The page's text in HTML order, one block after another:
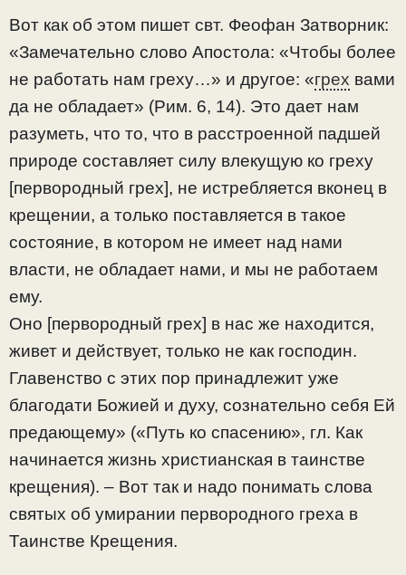
Вот как об этом пишет свт. Феофан Затворник:
«Замечательно слово Апостола: «Чтобы более
не работать нам греху…» и другое: «грех вами
да не обладает» (Рим. 6, 14). Это дает нам
разуметь, что то, что в расстроенной падшей
природе составляет силу влекущую ко греху
[первородный грех], не истребляется вконец в
крещении, а только поставляется в такое
состояние, в котором не имеет над нами
власти, не обладает нами, и мы не работаем
ему.
Оно [первородный грех] в нас же находится,
живет и действует, только не как господин.
Главенство с этих пор принадлежит уже
благодати Божией и духу, сознательно себя Ей
предающему» («Путь ко спасению», гл. Как
начинается жизнь христианская в таинстве
крещения). – Вот так и надо понимать слова
святых об умирании первородного греха в
Таинстве Крещения.